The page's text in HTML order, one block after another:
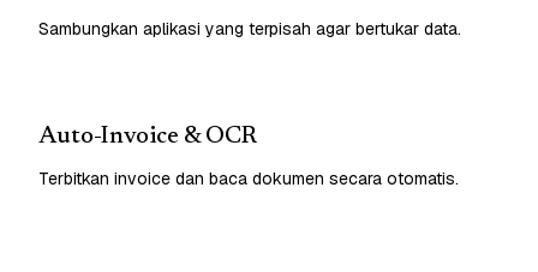
Sambungkan aplikasi yang terpisah agar bertukar data.
Auto-Invoice & OCR
Terbitkan invoice dan baca dokumen secara otomatis.